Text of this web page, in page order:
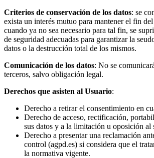
Criterios de conservación de los datos: se
exista un interés mutuo para mantener el fin
cuando ya no sea necesario para tal fin, se
de seguridad adecuadas para garantizar la
datos o la destrucción total de los mismos.
Comunicación de los datos: No se
terceros, salvo obligación legal.
Derechos que asisten al Usuario:
Derecho a retirar el consentimiento en
Derecho de acceso, rectificación,
sus datos y a la limitación u oposición al
Derecho a presentar una reclamación
control (agpd.es) si considera que el
la normativa vigente.